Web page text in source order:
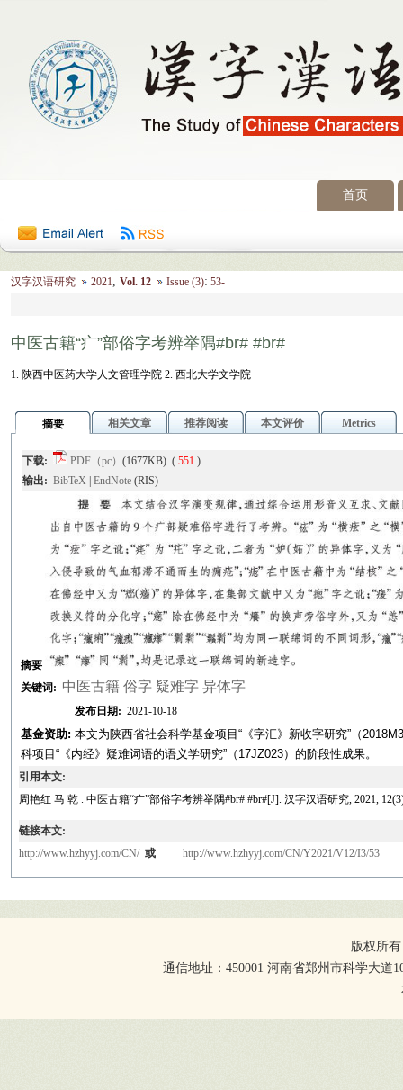
首页
汉字汉语研究 2021, Vol. 12 Issue (3): 53-
中医古籍“疒”部俗字考辨举隅#br# #br#
1. 陕西中医药大学人文管理学院 2. 西北大学文学院
摘要 相关文章 推荐阅读 本文评价 Metrics
下载: PDF（pc） (1677KB) ( 551 )
输出: BibTeX EndNote (RIS)
摘要
关键词: 中医古籍 俗字 疑难字 异体字
发布日期: 2021-10-18
基金资助: 本文为陕西省社会科学基金项目“《字汇》新收字研究”（
科项目“《内经》疑难词语的语义学研究”（17JZ023）的阶段性成果。
引用本文:
周艳红 马 乾 . 中医古籍“疒”部俗字考辨举隅#br# #br#[J]. 汉字汉语研究, 2021,
链接本文:
http://www.hzhyyj.com/CN/ 或 http://www.hzhyyj.com/CN/Y2021/V12/I3/53
版权所
通信地址：450001 河南省郑州市科学大